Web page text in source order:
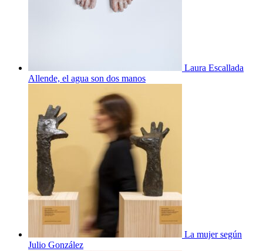
Laura Escallada
Allende, el agua son dos manos
La mujer según
Julio González